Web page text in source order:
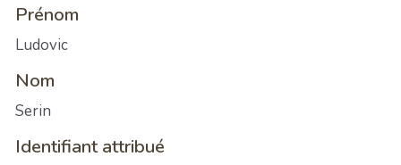
Prénom
Ludovic
Nom
Serin
Identifiant attribué